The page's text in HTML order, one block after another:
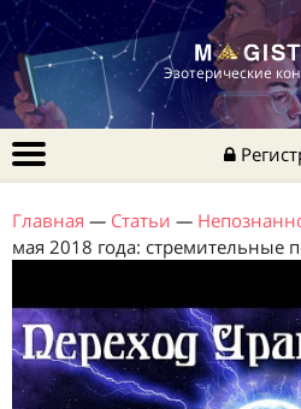
Эзотерические
Главная — Статьи —
мая 2018 года: стремительные